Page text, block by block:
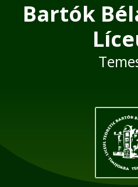
Bartók
Post
navigation